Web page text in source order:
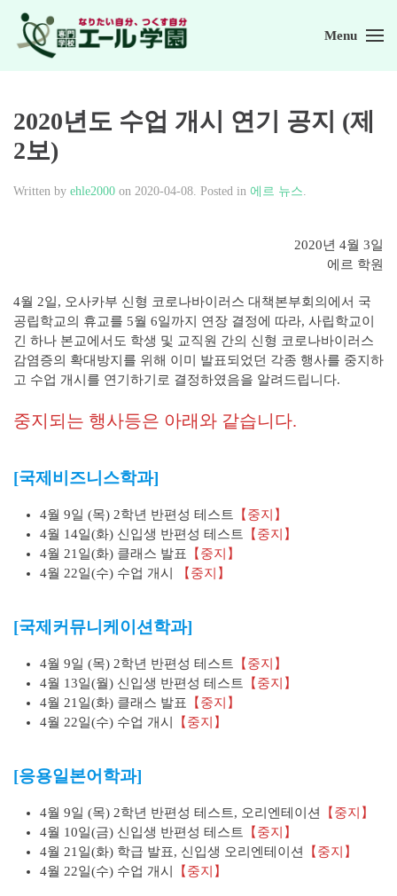
Skip to main content
Menu
2020년도 수업 개시 연기 공지 (제
2보)
Written by ehle2000 on 2020-04-08. Posted in 에르 뉴스.
2020년 4월 3일
에르 학원
4월 2일, 오사카부 신형 코로나바이러스 대책본부회의에서 국
공립학교의 휴교를 5월 6일까지 연장 결정에 따라, 사립학교이
긴 하나 본교에서도 학생 및 교직원 간의 신형 코로나바이러스
감염증의 확대방지를 위해 이미 발표되었던 각종 행사를 중지하
고 수업 개시를 연기하기로 결정하였음을 알려드립니다.
중지되는 행사등은 아래와 같습니다.
[국제비즈니스학과]
4월 9일 (목) 2학년 반편성 테스트
【중지】
4월 14일(화) 신입생 반편성 테스트
【중지】
4월 21일(화) 클래스 발표
【중지】
4월 22일(수) 수업 개시
【중지】
[국제커뮤니케이션학과]
4월 9일 (목) 2학년 반편성 테스트
【중지】
4월 13일(월) 신입생 반편성 테스트
【중지】
4월 21일(화) 클래스 발표
【중지】
4월 22일(수) 수업 개시
【중지】
[응용일본어학과]
4월 9일 (목) 2학년 반편성 테스트, 오리엔테이션
【중지】
4월 10일(금) 신입생 반편성 테스트
【중지】
4월 21일(화) 학급 발표, 신입생 오리엔테이션
【중지】
4월 22일(수) 수업 개시
【중지】